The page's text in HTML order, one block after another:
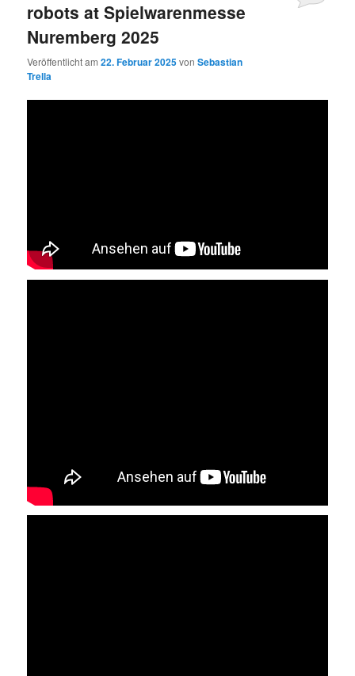
robots at Spielwarenmesse
Nuremberg 2025
Veröffentlicht am22. Februar 2025vonSebastian
Trella